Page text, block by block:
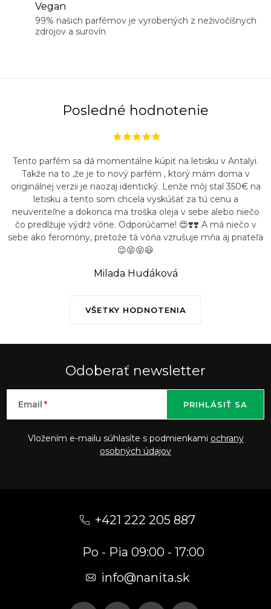
Vegan
99% našich parfémov je vyrobených z neživočíšnych
zdrojov a surovín
Posledné hodnotenie
VŠETKY HODNOTENIA
Tento parfém sa dá momentálne kúpiť na letisku v Antalyi.
Takže na to ,že je to nový parfém , ktorý mám doma v
originálnej verzii je naozaj identický. Lenže môj stal 350€ na
letisku a tento som chcela vyskúšať za tú cenu a
neuveriteľne a dokonca ma troška oleja v sebe alebo niečo
čo predlžuje výdrž vône. Odporúčame! 😍❣️❣️ A má niečo v
sebe ako feromóny, pretože tá vôňa vzrušuje mňa aj priateľa
😉😝😝😃
Milada Hudáková
Odoberať newsletter
Email
Vložením e-mailu súhlasíte s podmienkami ochrany
osobných údajov
PRIHLÁSIŤ SA
+421 222 205 887
Po - Pia 09:00 - 17:00
info@nanita.sk